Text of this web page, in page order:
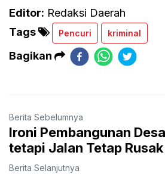
Editor: Redaksi Daerah
Tags
Pencuri kriminal
Bagikan
Berita Sebelumnya
Ironi Pembangunan
tetapi Jalan Tetap Rusak
Berita Selanjutnya